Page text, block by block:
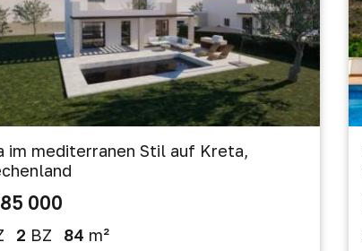
im mediterranen Stil auf Kreta,
000
2 BZ 84 m²